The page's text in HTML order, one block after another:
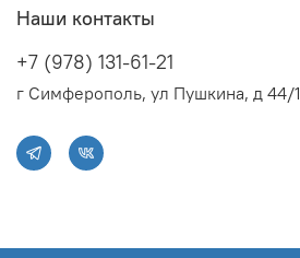
Наши контакты
+7 (978) 131-61-21
г Симферополь, ул Пушкина, д 44/1